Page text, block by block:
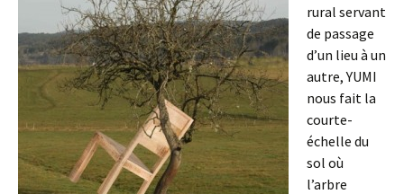
rural servant
de passage
d’un lieu à un
autre, YUMI
nous fait la
courte-
échelle du
sol où
l’arbre